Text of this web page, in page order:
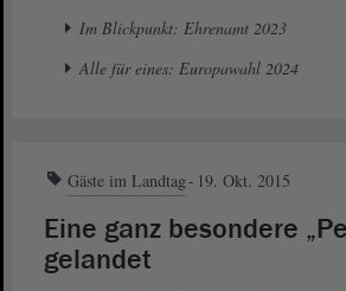
Im Blickpunkt: Ehrenamt 2023
Alle für eines: Europawahl 2024
Gäste im Landtag 19. Okt. 2015
Eine ganz besondere
gelandet